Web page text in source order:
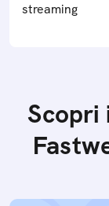
streaming